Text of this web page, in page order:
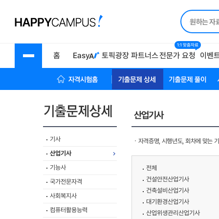
홈 Easy 토픽광장 파트너스전문가 요청
1:1 맞춤자료
이벤
자격시험 홈 기출문제상세 기출문제풀이
기사
산업기사
기능사
국가전문자격
사회복지사
컴퓨터활용능력
산업기사
자격증명, 시행년도, 회차에 맞는
전체
건설안전산업기사
건축설비산업기사
대기환경산업기사
산업위생관리산업기사